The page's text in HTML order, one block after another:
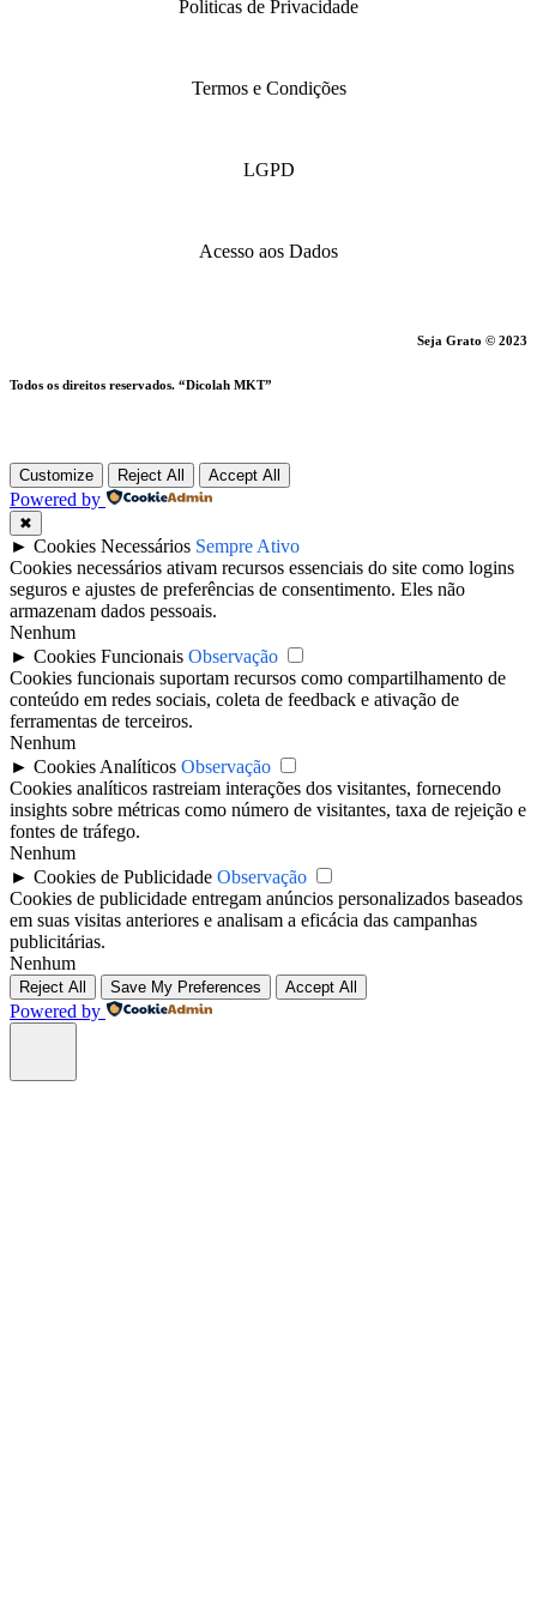
Politicas de Privacidade
Termos e Condições
LGPD
Acesso aos Dados
Seja Grato © 2023
Todos os direitos reservados. “Dicolah MKT”
Customize Reject All Accept All
Powered by
✖
► Cookies Necessários Sempre Ativo
Cookies necessários ativam recursos essenciais do site como logins
seguros e ajustes de preferências de consentimento. Eles não
armazenam dados pessoais.
Nenhum
► Cookies Funcionais Observação
Cookies funcionais suportam recursos como compartilhamento de
conteúdo em redes sociais, coleta de feedback e ativação de
ferramentas de terceiros.
Nenhum
► Cookies Analíticos Observação
Cookies analíticos rastreiam interações dos visitantes, fornecendo
insights sobre métricas como número de visitantes, taxa de rejeição e
fontes de tráfego.
Nenhum
► Cookies de Publicidade Observação
Cookies de publicidade entregam anúncios personalizados baseados
em suas visitas anteriores e analisam a eficácia das campanhas
publicitárias.
Nenhum
Reject All Save My Preferences Accept All
Powered by